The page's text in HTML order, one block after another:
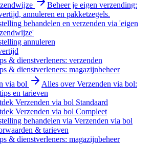
Beheer je eigen verzending:
annuleren en pakketzegels.
behandelen en verzenden via 'eigen
annuleren
& dienstverleners: verzenden
& dienstverleners: magazijnbeheer
via bol
Alles over Verzenden via bol:
en tarieven
Verzenden via bol Standaard
Verzenden via bol Compleet
behandelen via Verzenden via bol
& tarieven
& dienstverleners: magazijnbeheer